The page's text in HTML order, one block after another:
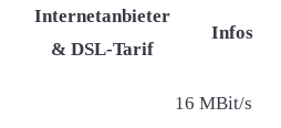
Internetanbieter
& DSL-Tarif
Infos
16 MBit/s